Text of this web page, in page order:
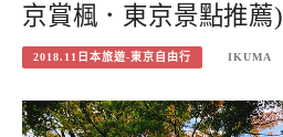
京賞楓．東京景點推薦)
2018.11日本旅遊-東京自由行 IKUMA